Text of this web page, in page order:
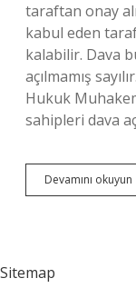
taraftan onay
kabul eden
kalabilir. Dava
açılmamış
Hukuk
sahipleri dava
Devamını okuyun
Sitemap